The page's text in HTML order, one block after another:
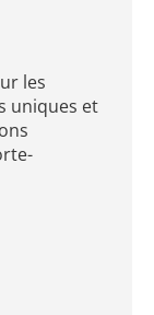
les
uniques et